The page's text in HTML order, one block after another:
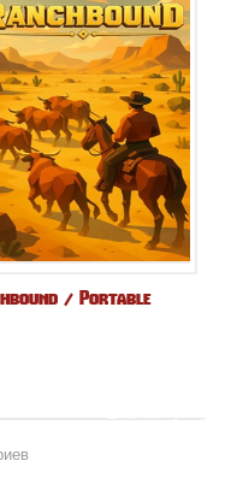
/ Portable